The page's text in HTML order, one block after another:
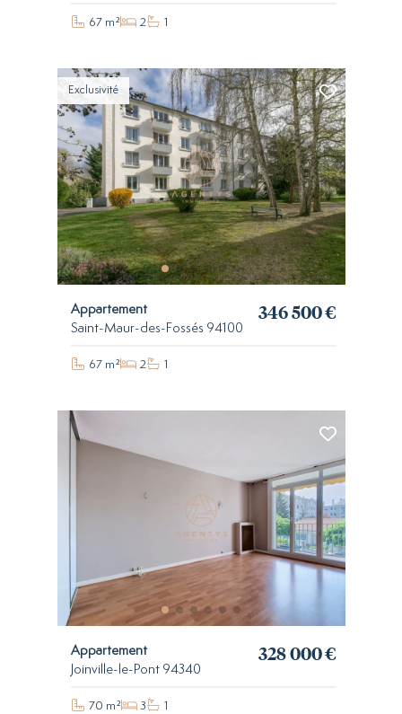
67 m² 2 1
Exclusivité
Appartement
Saint-Maur-des-Fossés 94100
346 500 €
67 m² 2 1
Appartement
Joinville-le-Pont 94340
328 000 €
70 m² 3 1